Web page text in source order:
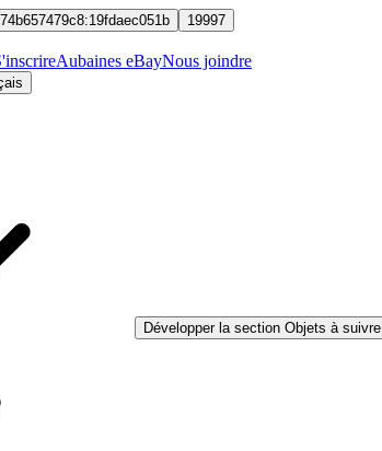
19997
Aubaines eBayNous joindre
Développer la section Objets à suivre